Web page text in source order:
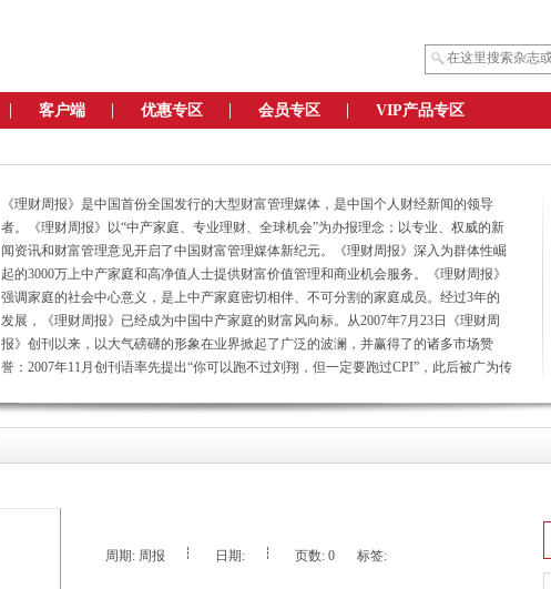
客户端 优惠专区 会员专区 VIP产品专区
《理财周报》是中国首份全国发行的大型财富管理媒体，是中国个人财经新闻的领导
者。《理财周报》以“中产家庭、专业理财、全球机会”为办报理念；以专业、权威的新
闻资讯和财富管理意见开启了中国财富管理媒体新纪元。《理财周报》深入为群体性崛
起的3000万上中产家庭和高净值人士提供财富价值管理和商业机会服务。《理财周报》
强调家庭的社会中心意义，是上中产家庭密切相伴、不可分割的家庭成员。经过3年的
发展，《理财周报》已经成为中国中产家庭的财富风向标。从2007年7月23日《理财周
报》创刊以来，以大气磅礴的形象在业界掀起了广泛的波澜，并赢得了的诸多市场赞
誉：2007年11月创刊语率先提出“你可以跑不过刘翔，但一定要跑过CPI”，此后被广为传
的市场表现，《销售与市场》授予《理财周报》“杰出媒体营销奖”。2008年1月《理财周
腾讯网发起的“影响中国2007年度传媒100强”评选中，组委会授予《理财周报》“最具成
会”中，《理财周报》又获得了“媒体创新贡献奖”。2008、2009年连续两年，《哥伦比亚
选出《理财周报》成为唯一的财富管理类（理财类）媒体的“中国标杆品牌”。2009年12
周期: 周报 日期: 页数: 0 标签: